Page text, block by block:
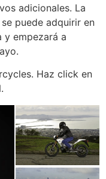
adicionales. La
puede adquirir en
y empezará a
Haz click en